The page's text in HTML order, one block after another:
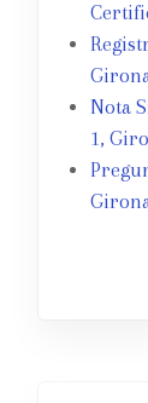
Nota
1,